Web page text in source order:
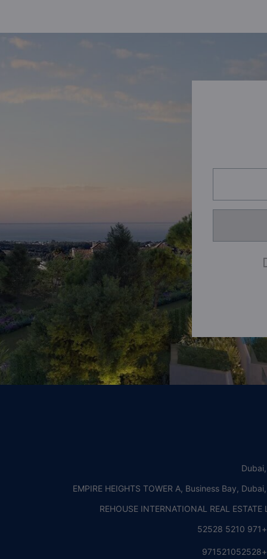
EMPIRE HEIGHTS TOWER A, Business Bay,
REHOUSE INTERNATIONAL REAL ESTATE
+971 5210 52528
+971521052528